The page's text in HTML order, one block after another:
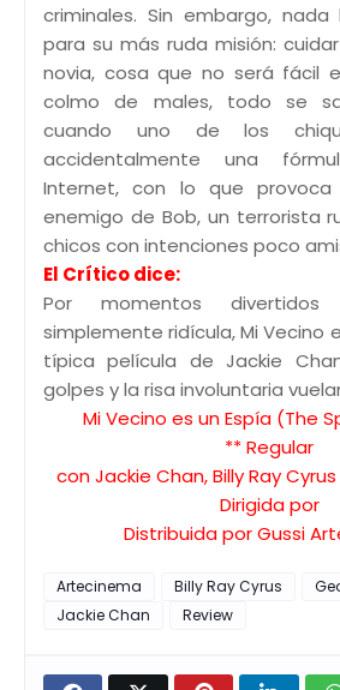
criminales. Sin embargo,
para su más ruda misión:
novia, cosa que no será fácil
colmo de males, todo se
cuando uno de los
accidentalmente una
Internet, con lo que
enemigo de Bob, un terrorista
chicos con intenciones poco
El Crítico dice:
Por momentos
simplemente ridícula, Mi Vecino
típica película de Jackie
golpes y la risa involuntaria
Mi Vecino es un Espía (The
** Regular
con Jackie Chan, Billy Ray
Dirigida por
Distribuida por Gussi
Artecinema Billy Ray Cyrus
Jackie Chan
Review